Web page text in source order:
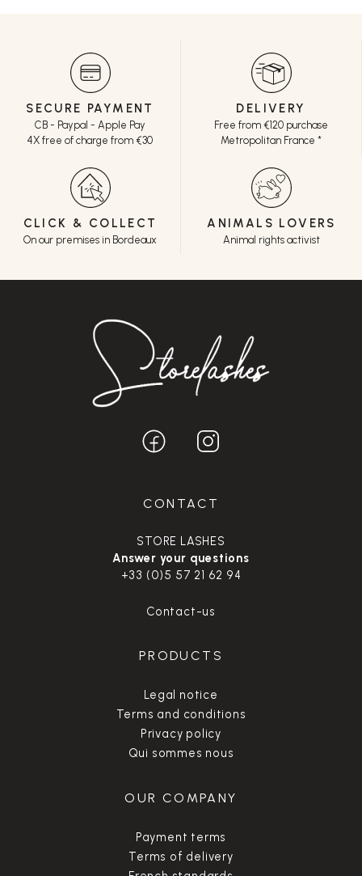
SECURE PAYMENT
CB - Paypal - Apple Pay
4X free of charge from €30
DELIVERY
Free from €120 purchase
Metropolitan France *
CLICK & COLLECT
On our premises in Bordeaux
ANIMALS LOVERS
Animal rights activist
CONTACT
STORE LASHES
Answer your questions
+33 (0)5 57 21 62 94
Contact-us
PRODUCTS
Legal notice
Terms and conditions
Privacy policy
Qui sommes nous
OUR COMPANY
Payment terms
Terms of delivery